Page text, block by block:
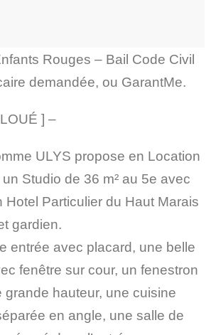
Rouges – Bail Code Civil
demandée, ou GarantMe.
] –
ULYS propose en Location
un Studio de 36 m² au 5e avec
Hotel Particulier du Haut Marais
gardien.
entrée avec placard, une belle
fenêtre sur cour, un fenestron
grande hauteur, une cuisine
en angle, une salle de